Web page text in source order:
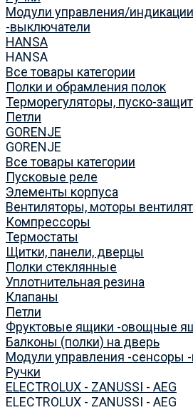
Модули управления/
-выключатели
HANSA
HANSA
Все товары категории
Полки и обрамления полок
Терморегуляторы, пуско-
Петли
GORENJE
GORENJE
Все товары категории
Пусковые реле
Элементы корпуса
Вентиляторы, моторы
Компрессоры
Термостаты
Щитки, панели, дверцы
Полки стеклянные
Уплотнительная резина
Клапаны
Петли
Фруктовые ящики -овощные
Балконы (полки) на дверь
Модули управления -сенсоры
Ручки
ELECTROLUX - ZANUSSI - AEG
ELECTROLUX - ZANUSSI - AEG